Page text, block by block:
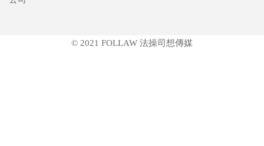
© 2021 FOLLAW 法操司想傳媒